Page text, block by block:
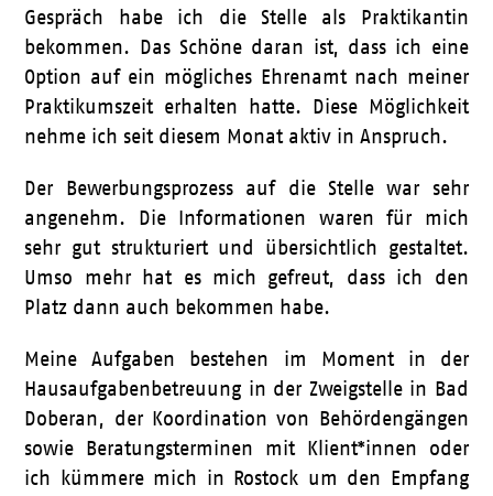
Gespräch habe ich die Stelle als Praktikantin
bekommen. Das Schöne daran ist, dass ich eine
Option auf ein mögliches Ehrenamt nach meiner
Praktikumszeit erhalten hatte. Diese Möglichkeit
nehme ich seit diesem Monat aktiv in Anspruch.
Der Bewerbungsprozess auf die Stelle war sehr
angenehm. Die Informationen waren für mich
sehr gut strukturiert und übersichtlich gestaltet.
Umso mehr hat es mich gefreut, dass ich den
Platz dann auch bekommen habe.
Meine Aufgaben bestehen im Moment in der
Hausaufgabenbetreuung in der Zweigstelle in Bad
Doberan, der Koordination von Behördengängen
sowie Beratungsterminen mit Klient*innen oder
ich kümmere mich in Rostock um den Empfang